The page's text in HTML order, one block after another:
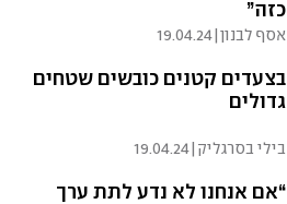
כזה”
אסף לבנון|
19.04.24
בצעדים קטנים כובשים שטחים
גדולים
בילי בסרגליק 19.04.24
“אם אנחנו לא נדע לתת ערך